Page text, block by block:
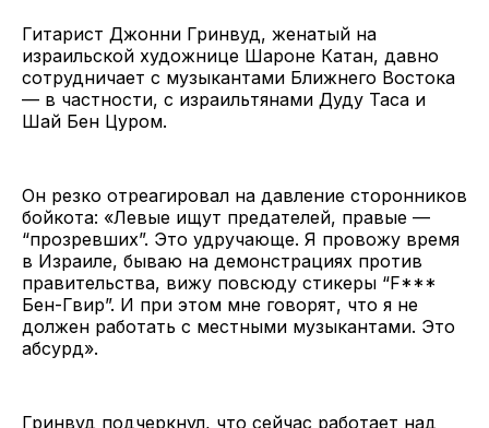
Гитарист Джонни Гринвуд, женатый на
израильской художнице Шароне Катан, давно
сотрудничает с музыкантами Ближнего Востока
— в частности, с израильтянами Дуду Таса и
Шай Бен Цуром.
Он резко отреагировал на давление сторонников
бойкота: «Левые ищут предателей, правые —
“прозревших”. Это удручающе. Я провожу время
в Израиле, бываю на демонстрациях против
правительства, вижу повсюду стикеры “F***
Бен-Гвир”. И при этом мне говорят, что я не
должен работать с местными музыкантами. Это
абсурд».
Гринвуд подчеркнул, что сейчас работает над